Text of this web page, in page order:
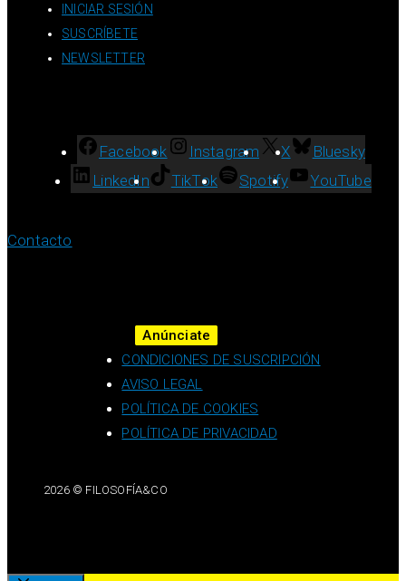
INICIAR SESIÓN
SUSCRÍBETE
NEWSLETTER
Facebook Instagram X
Bluesky
LinkedIn
TikTok Spotify YouTube
Contacto
Anúnciate
CONDICIONES DE SUSCRIPCIÓN
AVISO LEGAL
POLÍTICA DE COOKIES
POLÍTICA DE PRIVACIDAD
2026 © FILOSOFÍA&CO